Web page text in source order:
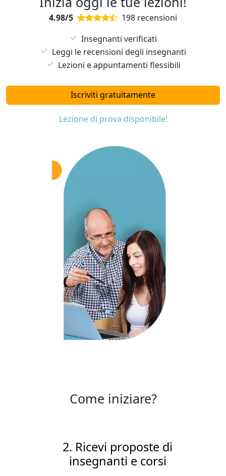
4.98/5
198 recensioni
Insegnanti verificati
Leggi le recensioni degli insegnanti
Lezioni e appuntamenti flessibili
Iscriviti gratuitamente
Lezione di prova disponibile!
Come iniziare?
2. Ricevi proposte di
insegnanti e corsi